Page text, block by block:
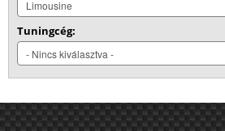
Tuningcég: